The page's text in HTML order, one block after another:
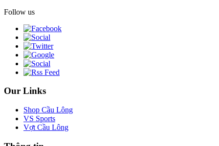
Follow us
Our Links
Shop Cầu Lông
VS Sports
Vợt Cầu Lông